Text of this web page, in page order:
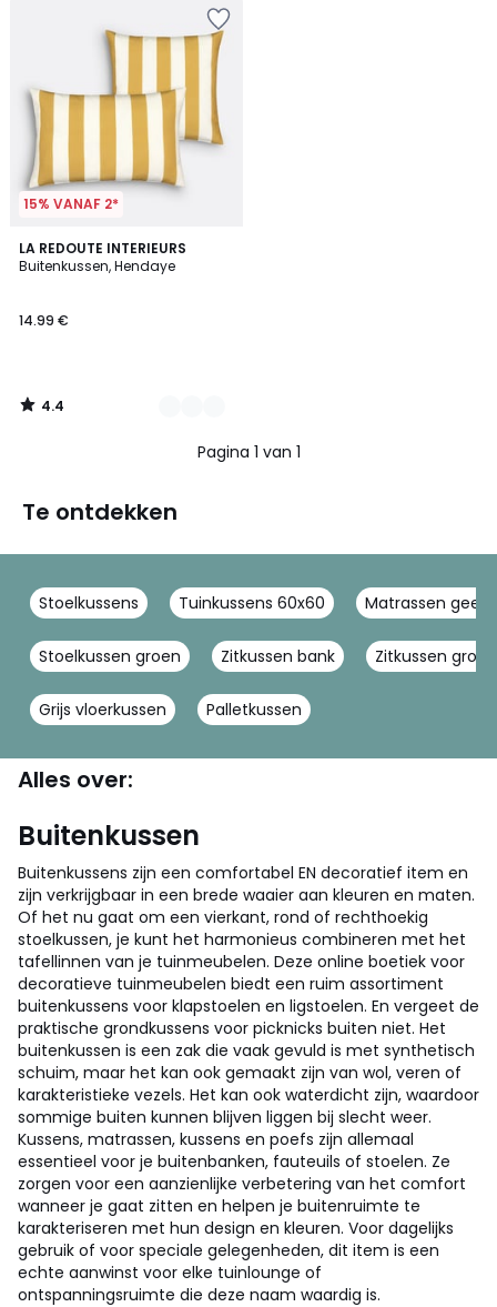
15% VANAF 2*
LA REDOUTE INTERIEURS
Buitenkussen, Hendaye
14.99 €
4.4
/ 5
5
Kleuren
4.4
/
Pagina 1 van 1
Te ontdekken
Stoelkussens Tuinkussens 60x60 Matrassen geel
Stoelkussen groen Zitkussen bank Zitkussen groen
Grijs vloerkussen Palletkussen
Alles over:
Buitenkussen
Buitenkussens zijn een comfortabel EN decoratief item en
zijn verkrijgbaar in een brede waaier aan kleuren en maten.
Of het nu gaat om een vierkant, rond of rechthoekig
stoelkussen, je kunt het harmonieus combineren met het
tafellinnen van je tuinmeubelen. Deze online boetiek voor
decoratieve tuinmeubelen biedt een ruim assortiment
buitenkussens voor klapstoelen en ligstoelen. En vergeet de
praktische grondkussens voor picknicks buiten niet. Het
buitenkussen is een zak die vaak gevuld is met synthetisch
schuim, maar het kan ook gemaakt zijn van wol, veren of
karakteristieke vezels. Het kan ook waterdicht zijn, waardoor
sommige buiten kunnen blijven liggen bij slecht weer.
Kussens, matrassen, kussens en poefs zijn allemaal
essentieel voor je buitenbanken, fauteuils of stoelen. Ze
zorgen voor een aanzienlijke verbetering van het comfort
wanneer je gaat zitten en helpen je buitenruimte te
karakteriseren met hun design en kleuren. Voor dagelijks
gebruik of voor speciale gelegenheden, dit item is een
echte aanwinst voor elke tuinlounge of
ontspanningsruimte die deze naam waardig is.